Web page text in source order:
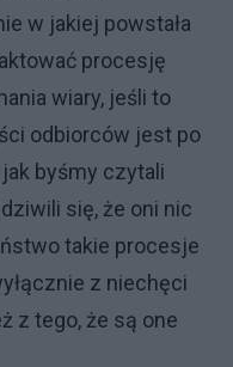
w jakiej powstała
procesję
wiary, jeśli to
odbiorców jest po
byśmy czytali
się, że oni nic
takie procesje
z niechęci
z tego, że są one